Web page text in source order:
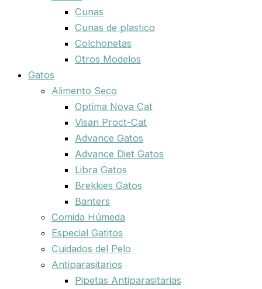
Cunas
Cunas de plastico
Colchonetas
Otros Modelos
Gatos
Alimento Seco
Optima Nova Cat
Visan Proct-Cat
Advance Gatos
Advance Diet Gatos
Libra Gatos
Brekkies Gatos
Banters
Comida Húmeda
Especial Gatitos
Cuidados del Pelo
Antiparasitarios
Pipetas Antiparasitarias